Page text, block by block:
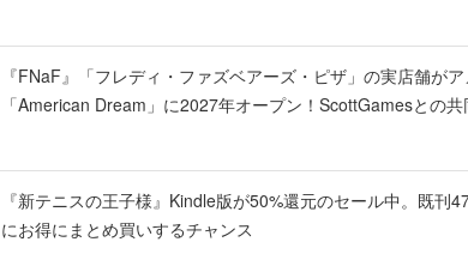
『FNaF』「フレディ・ファズベアーズ・ピザ」の実店舗が
「American Dream」に2027年オープン！ScottGamesとの
『新テニスの王子様』Kindle版が50%還元のセール中。既刊
にお得にまとめ買いするチャンス